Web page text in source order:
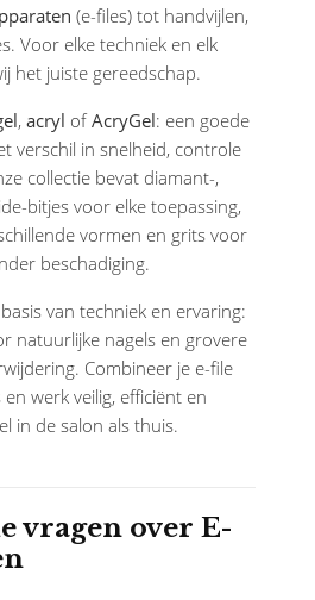
(e-files) tot handvijlen,
Voor elke techniek en elk
het juiste gereedschap.
, acryl ofAcryGel: een goede
verschil in snelheid, controle
collectie bevat diamant-,
bitjes voor elke toepassing,
vormen en grits voor
beschadiging.
van techniek en ervaring:
natuurlijke nagels en grovere
Combineer je e-file
werk veilig, efficiënt en
in de salon als thuis.
vragen over E-